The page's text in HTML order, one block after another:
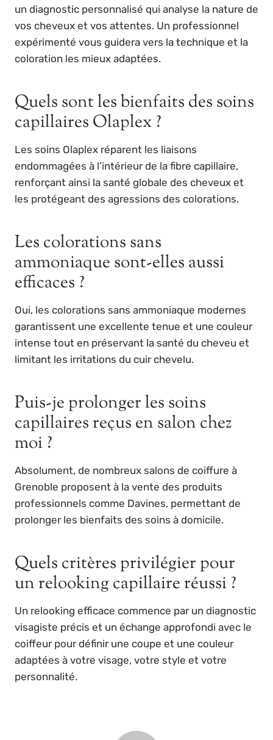
un diagnostic personnalisé qui analyse la nature de
vos cheveux et vos attentes. Un professionnel
expérimenté vous guidera vers la technique et la
coloration les mieux adaptées.
Quels sont les bienfaits des soins
capillaires Olaplex ?
Les soins Olaplex réparent les liaisons
endommagées à l’intérieur de la fibre capillaire,
renforçant ainsi la santé globale des cheveux et
les protégeant des agressions des colorations.
Les colorations sans
ammoniaque sont-elles aussi
efficaces ?
Oui, les colorations sans ammoniaque modernes
garantissent une excellente tenue et une couleur
intense tout en préservant la santé du cheveu et
limitant les irritations du cuir chevelu.
Puis-je prolonger les soins
capillaires reçus en salon chez
moi ?
Absolument, de nombreux salons de coiffure à
Grenoble proposent à la vente des produits
professionnels comme Davines, permettant de
prolonger les bienfaits des soins à domicile.
Quels critères privilégier pour
un relooking capillaire réussi ?
Un relooking efficace commence par un diagnostic
visagiste précis et un échange approfondi avec le
coiffeur pour définir une coupe et une couleur
adaptées à votre visage, votre style et votre
personnalité.